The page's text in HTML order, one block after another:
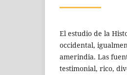
El estudio de la
occidental,
amerindia. Las
testimonial, rico,